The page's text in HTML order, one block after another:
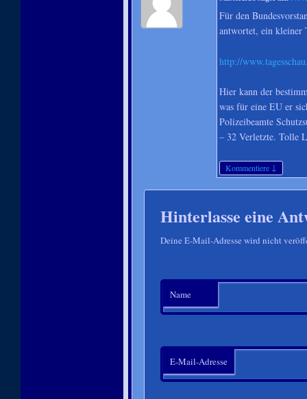
Für den
antwortet, ein kleiner
http://
Hier kann der
was für eine EU er
Polizeibeamte
– 32 Verletzte. Tolle
Kommentiere ↓
Hinterlasse eine
Deine E-Mail-Adresse wird nicht
Name
E-Mail-Adresse